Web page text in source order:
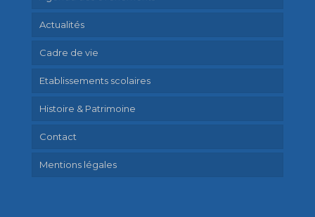
Actualités
Cadre de vie
Etablissements scolaires
Histoire & Patrimoine
Contact
Mentions légales